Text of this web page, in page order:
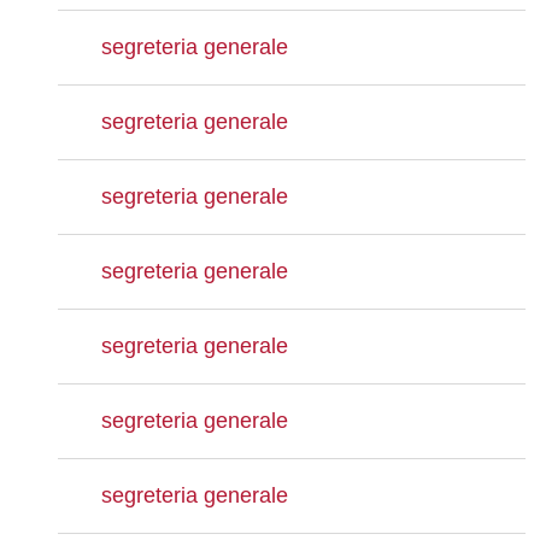
segreteria generale
segreteria generale
segreteria generale
segreteria generale
segreteria generale
segreteria generale
segreteria generale